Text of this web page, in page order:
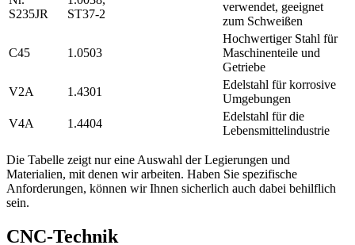
S235JR
ST37-2
verwendet, geeignet
zum Schweißen
C45 1.0503
Hochwertiger Stahl für
Maschinenteile und
Getriebe
V2A
1.4301
Edelstahl für korrosive
Umgebungen
V4A
1.4404
Edelstahl für die
Lebensmittelindustrie
Die Tabelle zeigt nur eine Auswahl der Legierungen und
Materialien, mit denen wir arbeiten. Haben Sie spezifische
Anforderungen, können wir Ihnen sicherlich auch dabei behilflich
sein.
CNC-Technik